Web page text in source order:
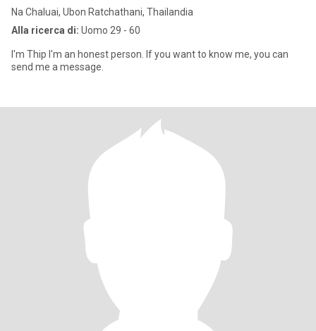
Na Chaluai, Ubon Ratchathani, Thailandia
Alla ricerca di: Uomo 29 - 60
I'm Thip I'm an honest person. If you want to know me, you can
send me a message.